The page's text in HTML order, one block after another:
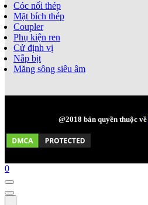
Cóc nối thép
Mặt bích thép
Coupler
Phụ kiện ren
Cử định vị
Nắp bịt
Măng sông siêu âm
@2018 bản quyền thuộc về
0